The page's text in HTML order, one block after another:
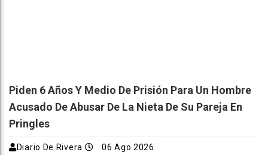
Piden 6 Años Y Medio De Prisión Para Un Hombre
Acusado De Abusar De La Nieta De Su Pareja En
Pringles
Diario De Rivera 06 Ago 2026